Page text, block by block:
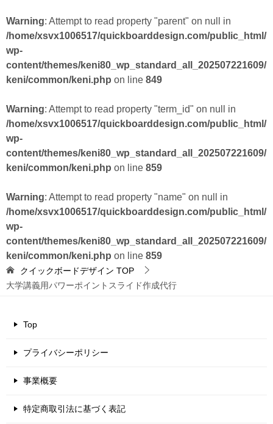
Warning: Attempt to read property "parent" on null in
/home/xsvx1006517/quickboarddesign.com/public_html/
wp-
content/themes/keni80_wp_standard_all_202507221609/
keni/common/keni.php on line 849
Warning: Attempt to read property "term_id" on null in
/home/xsvx1006517/quickboarddesign.com/public_html/
wp-
content/themes/keni80_wp_standard_all_202507221609/
keni/common/keni.php on line 859
Warning: Attempt to read property "name" on null in
/home/xsvx1006517/quickboarddesign.com/public_html/
wp-
content/themes/keni80_wp_standard_all_202507221609/
keni/common/keni.php on line 859
クイックボードデザイン TOP
大学講義用パワーポイントスライド作成代行
Top
プライバシーポリシー
事業概要
特定商取引法に基づく表記